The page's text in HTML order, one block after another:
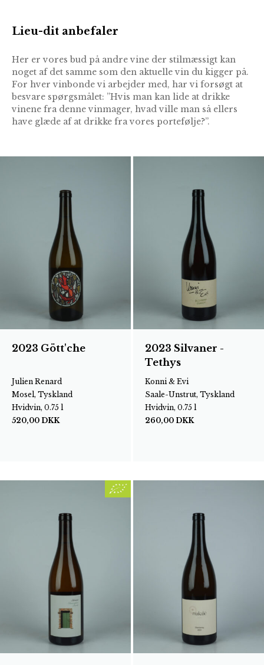
Lieu-dit anbefaler
Her er vores bud på andre vine der stilmæssigt kan
noget af det samme som den aktuelle vin du kigger på.
For hver vinbonde vi arbejder med, har vi forsøgt at
besvare spørgsmålet: ”Hvis man kan lide at drikke
vinene fra denne vinmager, hvad ville man så ellers
have glæde af at drikke fra vores portefølje?”.
2023 Gött'che
Julien Renard
Mosel, Tyskland
Hvidvin, 0.75 l
520,00 DKK
2023 Silvaner -
Tethys
Konni & Evi
Saale-Unstrut, Tyskland
Hvidvin, 0.75 l
260,00 DKK